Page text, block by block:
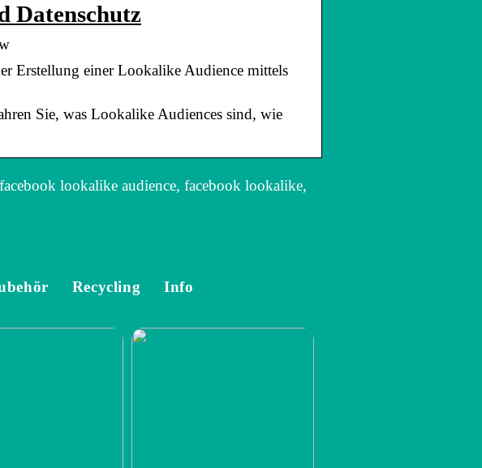
Datenschutz
Erstellung einer Lookalike Audience mittels
Sie, was Lookalike Audiences sind, wie
lookalike audience, facebook lookalike,
Recycling Info